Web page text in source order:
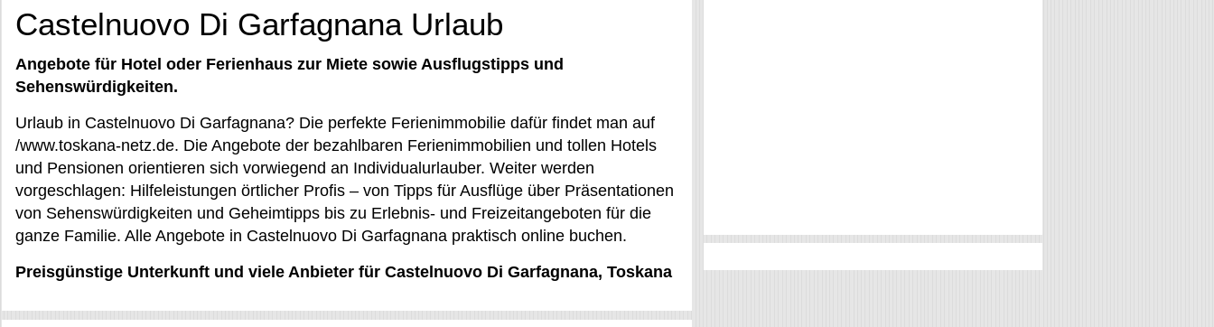
Castelnuovo Di Garfagnana Urlaub
Angebote für Hotel oder Ferienhaus zur Miete sowie Ausflugstipps und
Sehenswürdigkeiten.
Urlaub in Castelnuovo Di Garfagnana? Die perfekte Ferienimmobilie dafür findet man auf
/www.toskana-netz.de. Die Angebote der bezahlbaren Ferienimmobilien und tollen Hotels
und Pensionen orientieren sich vorwiegend an Individualurlauber. Weiter werden
vorgeschlagen: Hilfeleistungen örtlicher Profis – von Tipps für Ausflüge über Präsentationen
von Sehenswürdigkeiten und Geheimtipps bis zu Erlebnis- und Freizeitangeboten für die
ganze Familie. Alle Angebote in Castelnuovo Di Garfagnana praktisch online buchen.
Preisgünstige Unterkunft und viele Anbieter für Castelnuovo Di Garfagnana, Toskana